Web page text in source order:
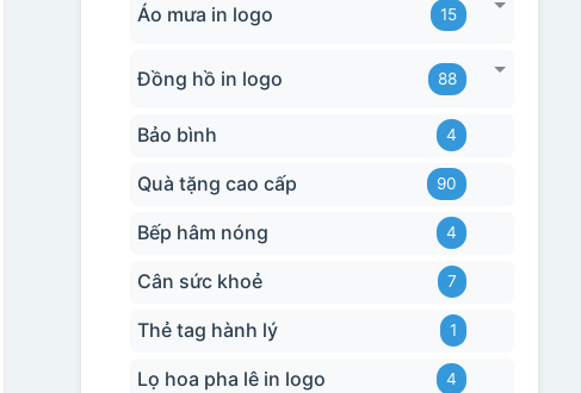
Áo mưa in logo 15
Đồng hồ in logo 88
Bảo bình 4
Quà tặng cao cấp 90
Bếp hâm nóng 4
Cân sức khoẻ 7
Thẻ tag hành lý 1
Lọ hoa pha lê in logo 4